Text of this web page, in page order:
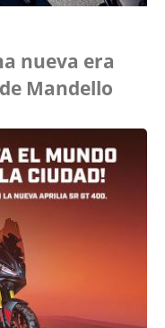
nueva era
Mandello